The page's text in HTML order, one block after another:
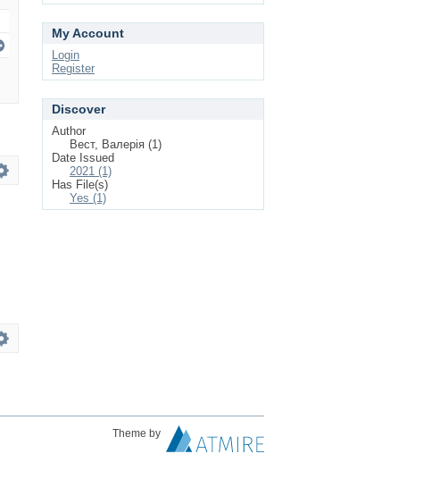
My Account
Login
Register
Discover
Author
Вест, Валерія (1)
Date Issued
2021 (1)
Has File(s)
Yes (1)
Theme by